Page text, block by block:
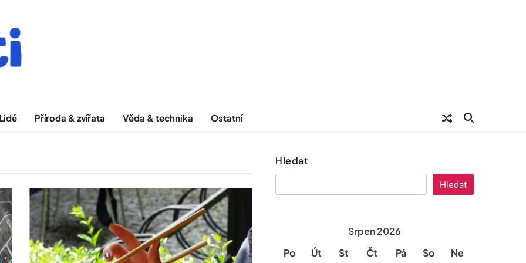
Lidé Příroda & zvířata Věda & technika Ostatní
Hledat
Hledat
Srpen 2026
Po
Út St Čt Pá So
Ne